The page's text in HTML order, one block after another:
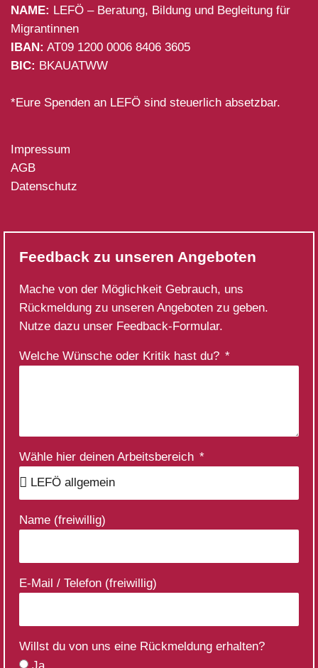
NAME: LEFÖ – Beratung, Bildung und Begleitung für
Migrantinnen
IBAN: AT09 1200 0006 8406 3605
BIC: BKAUATWW
*Eure Spenden an LEFÖ sind steuerlich absetzbar.
Impressum
AGB
Datenschutz
Feedback zu unseren Angeboten
Mache von der Möglichkeit Gebrauch, uns
Rückmeldung zu unseren Angeboten zu geben.
Nutze dazu unser Feedback-Formular.
Welche Wünsche oder Kritik hast du?
Wähle hier deinen Arbeitsbereich
Name (freiwillig)
E-Mail / Telefon (freiwillig)
Willst du von uns eine Rückmeldung erhalten?